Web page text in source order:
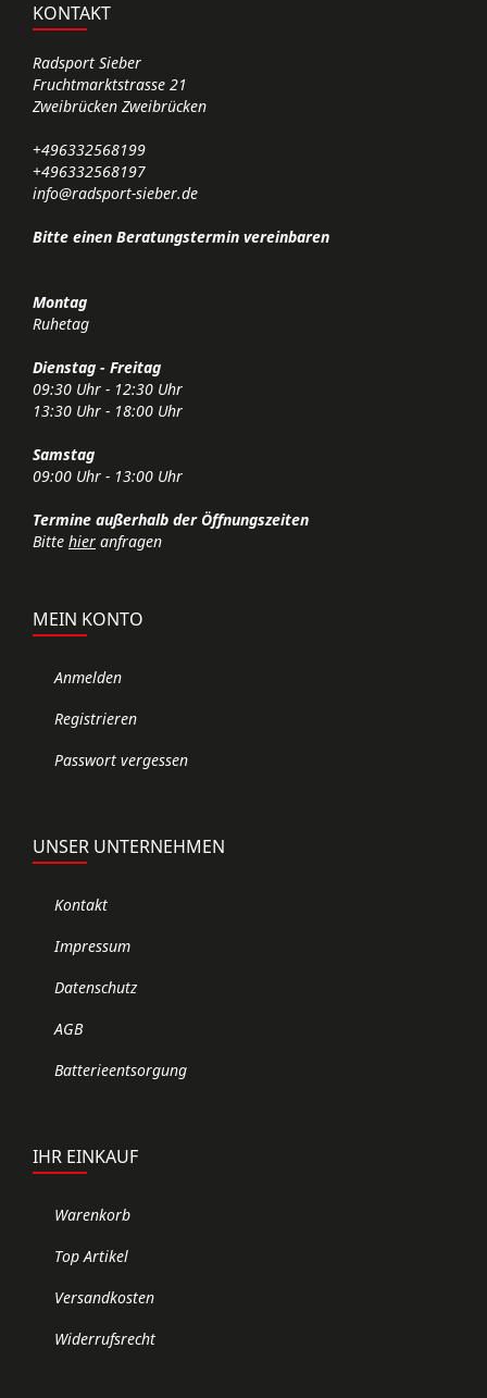
KONTAKT
Radsport Sieber
Fruchtmarktstrasse 21
Zweibrücken Zweibrücken
+496332568199
+496332568197
info@radsport-sieber.de
Bitte einen Beratungstermin vereinbaren
Montag
Ruhetag
Dienstag - Freitag
09:30 Uhr - 12:30 Uhr
13:30 Uhr - 18:00 Uhr
Samstag
09:00 Uhr - 13:00 Uhr
Termine außerhalb der Öffnungszeiten
Bitte hier anfragen
MEIN KONTO
Anmelden
Registrieren
Passwort vergessen
UNSER UNTERNEHMEN
Kontakt
Impressum
Datenschutz
AGB
Batterieentsorgung
IHR EINKAUF
Warenkorb
Top Artikel
Versandkosten
Widerrufsrecht